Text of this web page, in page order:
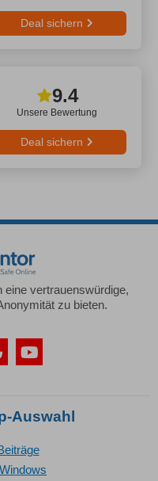
Deal sichern
Unsere Bewertung
9.4
Deal sichern
eine vertrauenswürdige,
zu bieten.
Auswahl